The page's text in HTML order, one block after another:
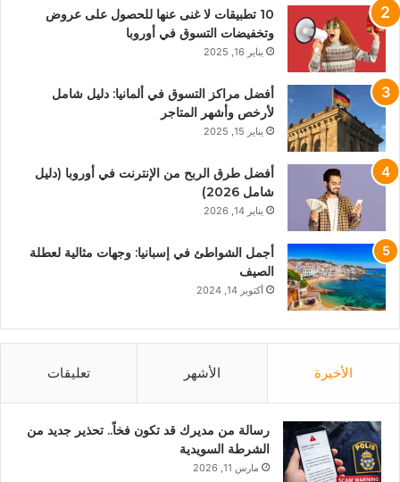
10 تطبيقات لا غنى عنها للحصول على عروض
وتخفيضات التسوق في أوروبا
يناير 16, 2025
أفضل مراكز التسوق في ألمانيا: دليل شامل
لأرخص وأشهر المتاجر
يناير 15, 2025
أفضل طرق الربح من الإنترنت في أوروبا (دليل
شامل 2026)
يناير 14, 2026
أجمل الشواطئ في إسبانيا: وجهات مثالية لعطلة
الصيف
أكتوبر 14, 2024
الأخيرة الأشهر تعليقات
رسالة من مديرك قد تكون فخاً.. تحذير جديد من
الشرطة السويدية
مارس 11, 2026